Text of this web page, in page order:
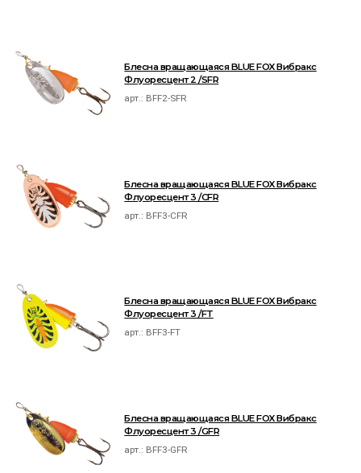
Блесна вращающаяся BLUE FOX Вибракс
Флуоресцент 2 /SFR
арт.: BFF2-SFR
Блесна вращающаяся BLUE FOX Вибракс
Флуоресцент 3 /CFR
арт.: BFF3-CFR
Блесна вращающаяся BLUE FOX Вибракс
Флуоресцент 3 /FT
арт.: BFF3-FT
Блесна вращающаяся BLUE FOX Вибракс
Флуоресцент 3 /GFR
арт.: BFF3-GFR